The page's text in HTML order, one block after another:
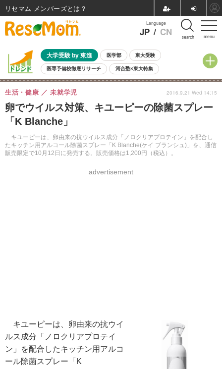
menu
Language
JP / CN search
大学受験 by 東進 医学部 東大受験
医専予備校徹底リサーチ 河合塾×東大特集
親子で考える大学選び 高校受験 中学受験 小学校受験
共通テスト 夏休み
8月開催イベント・WS 全国公立高校 過去問 人気記事
自由研究教材（小学生向け）
卵でウイルス対策、キユーピーの除菌スプレー
「K Blanche」
キユーピーは、卵由来の抗ウイルス成分「ノロクリアプロテイン」を配合し
たキッチン用アルコール除菌スプレー「K Blanche(ケイ ブランシュ)」を、通信
販売限定で10月12日に発売する。販売価格は1,200円（税込）。
生活・健康 未就学児
advertisement
2016.9.21 Wed 14:15
キユーピーは、卵由来の抗ウイ
ルス成分「ノロクリアプロテイ
ン」を配合したキッチン用アルコ
ール除菌スプレー「K
リセマム メンバーズ